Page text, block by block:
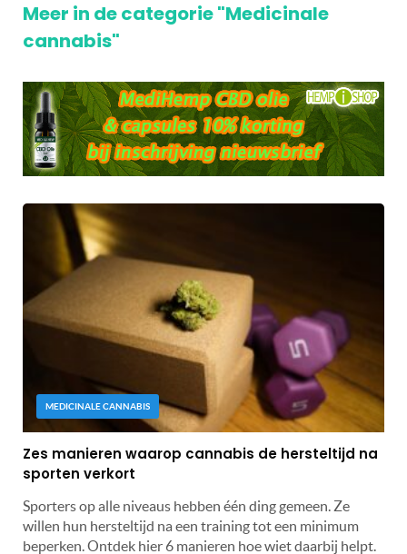
Meer in de categorie "Medicinale
cannabis"
MEDICINALE CANNABIS
Zes manieren waarop cannabis de hersteltijd na
sporten verkort
Sporters op alle niveaus hebben één ding gemeen. Ze
willen hun hersteltijd na een training tot een minimum
beperken. Ontdek hier 6 manieren hoe wiet daarbij helpt.